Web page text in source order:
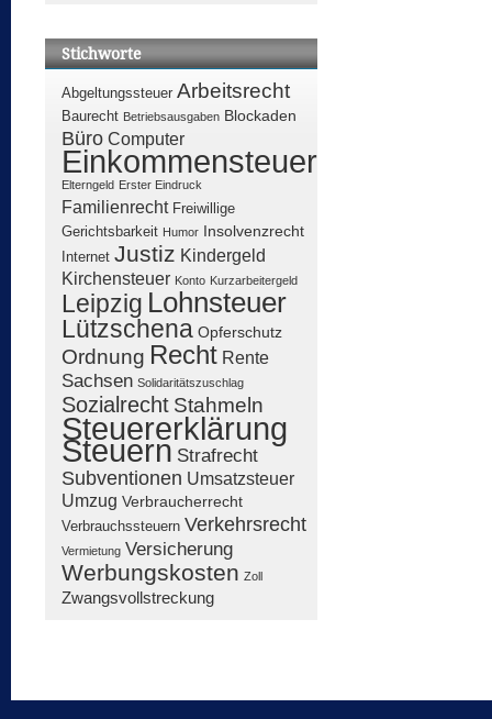
Stichworte
Abgeltungssteuer Arbeitsrecht
Baurecht Betriebsausgaben Blockaden
Büro Computer
Einkommensteuer
Elterngeld Erster Eindruck
Familienrecht Freiwillige
Gerichtsbarkeit Humor Insolvenzrecht
Internet Justiz Kindergeld
Kirchensteuer Konto Kurzarbeitergeld
Leipzig Lohnsteuer
Lützschena Opferschutz
Ordnung Recht Rente
Sachsen Solidaritätszuschlag
Sozialrecht Stahmeln
Steuererklärung
Steuern Strafrecht
Subventionen Umsatzsteuer
Umzug Verbraucherrecht
Verbrauchssteuern Verkehrsrecht
Vermietung Versicherung
Werbungskosten Zoll
Zwangsvollstreckung